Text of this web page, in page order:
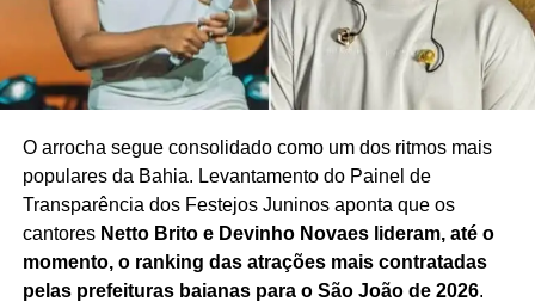
O arrocha segue consolidado como um dos ritmos mais
populares da Bahia. Levantamento do Painel de
Transparência dos Festejos Juninos aponta que os
cantores Netto Brito e Devinho Novaes lideram, até o
momento, o ranking das atrações mais contratadas
pelas prefeituras baianas para o São João de 2026.